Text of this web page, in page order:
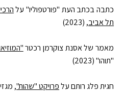
כתבה בכתב העת "פורטפוליו" על
תל אביב, (2023)
מאמר של אסנת צוקרמן רכטר
"תוהו" (2023)
חגית פלג רותם עלפרויקט "שהות",